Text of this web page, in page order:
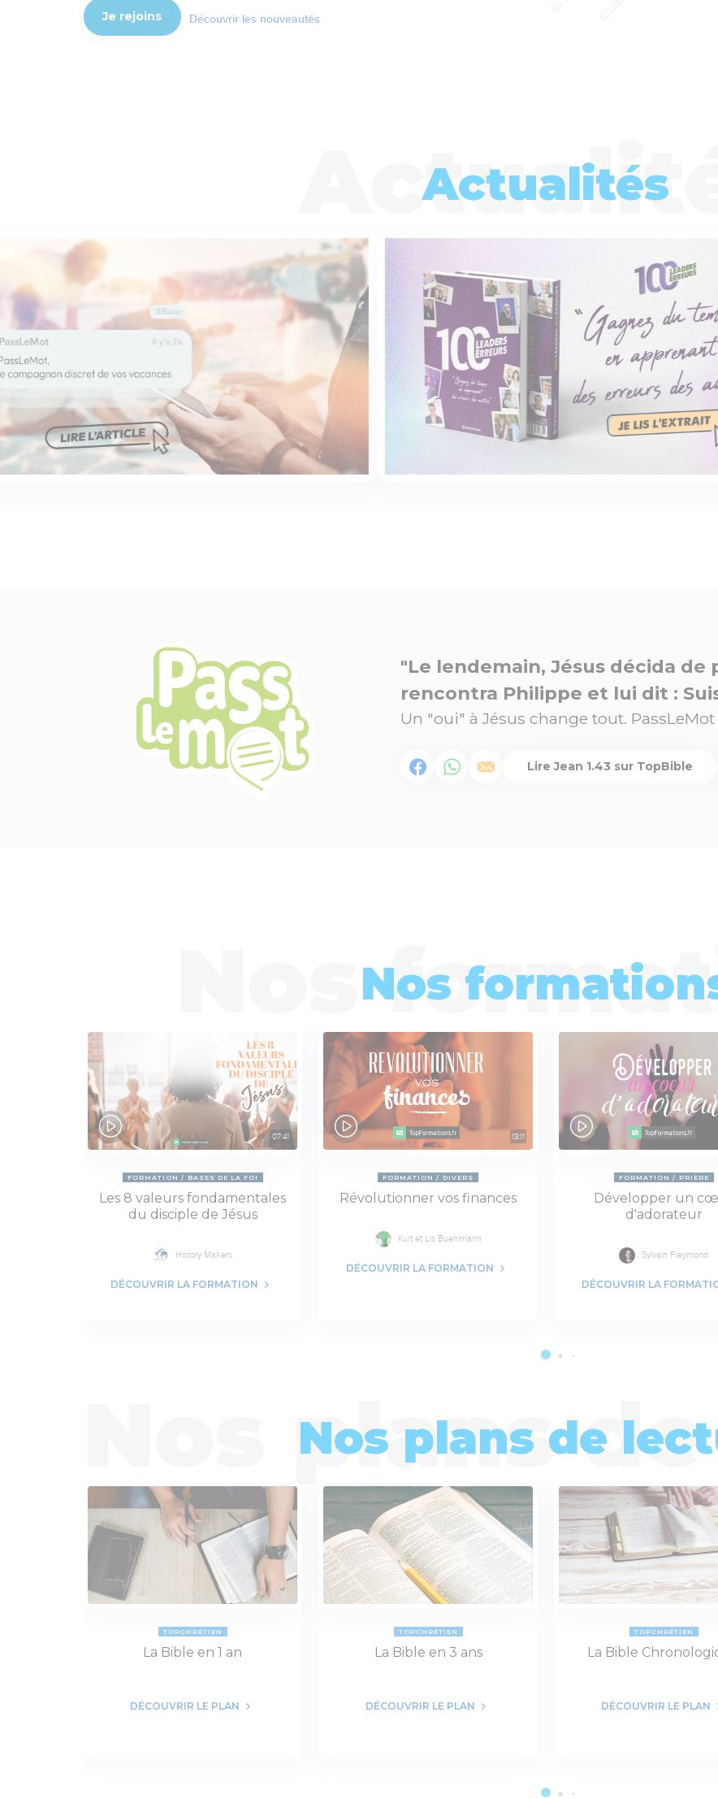
Je rejoins Découvrir les nouveautés
Actualités
"Le lendemain, Jésus décida de
rencontra Philippe et lui dit :
Un "oui" à Jésus change tout. PassLeMot
Lire Jean 1.43 sur TopBible
Nos
07:41
FORMATION BASES DE LA FOI
Les 8 valeurs fondamentales
du disciple de Jésus
History Makers
DÉCOUVRIR LA FORMATION
13:11
FORMATION DIVERS
Révolutionner vos finances
Kurt et Lis Buehlmann
DÉCOUVRIR LA FORMATION
FORMATION PRIÈRE
Développer un
d'adorateur
Sylvain Freymond
DÉCOUVRIR LA
Nos plans de
TOPCHRÉTIEN
La Bible en 1 an
DÉCOUVRIR LE PLAN
TOPCHRÉTIEN
La Bible en 3 ans
DÉCOUVRIR LE PLAN
TOPCHRÉTIEN
La Bible
DÉCOUVRIR LE PLAN